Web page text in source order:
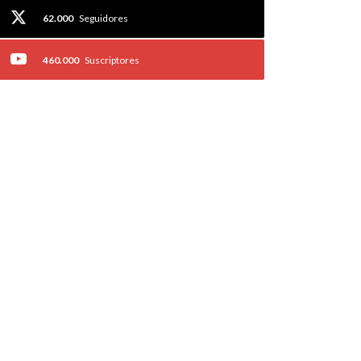
62.000 Seguidores
460.000 Suscriptores